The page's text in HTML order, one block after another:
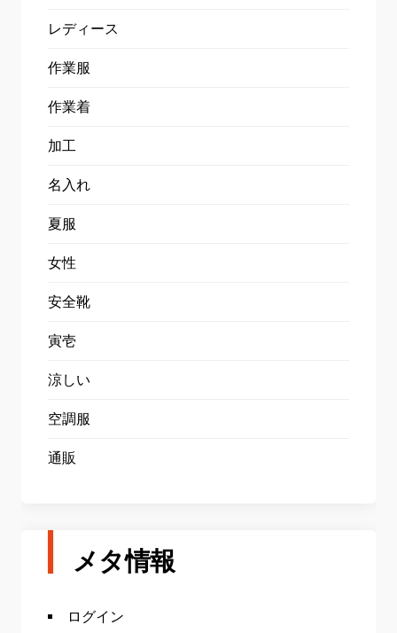
レディース
作業服
作業着
加工
名入れ
夏服
女性
安全靴
寅壱
涼しい
空調服
通販
メタ情報
ログイン